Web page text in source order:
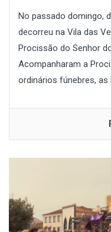
No passado domingo,
decorreu na Vila das
Procissão do Senhor
Acompanharam a
ordinários fúnebres, as